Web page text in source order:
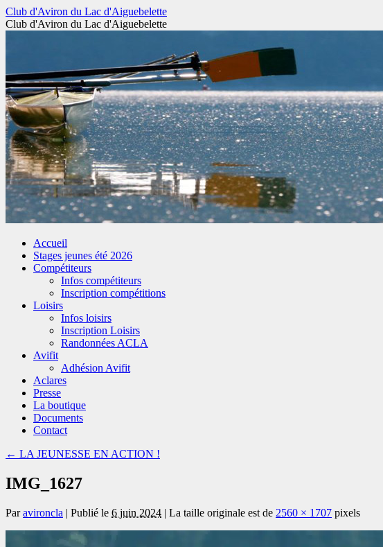
Aller
au
Club d'Aviron du Lac d'Aiguebelette
Club d'Aviron du Lac d'Aiguebelette
Accueil
Stages jeunes été 2026
Compétiteurs
Infos compétiteurs
Inscription compétitions
Loisirs
Infos loisirs
Inscription Loisirs
Randonnées ACLA
Avifit
Adhésion Avifit
Aclares
Presse
La boutique
Documents
Contact
← LA JEUNESSE EN ACTION !
IMG_1627
Par avironcla | Publié le 6 juin 2024 | La taille originale est de 2560 × 1707 pixels